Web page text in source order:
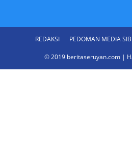
REDAKSI PEDOMAN MEDIA
© 2019 beritaseruyan.com |